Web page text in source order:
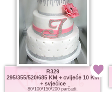
R329
295/355/520/685 KM + cvijeće 10 KM
+ svjećice
80/100/150/200 parčadi.